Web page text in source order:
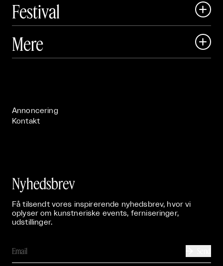
Festival

 Art Matter Festival
Mere 
Annoncering
Kontakt
Nyhedsbrev
Få tilsendt vores inspirerende nyhedsbrev, hvor vi
oplyser om kunstneriske events, ferniseringer,
udstillinger.